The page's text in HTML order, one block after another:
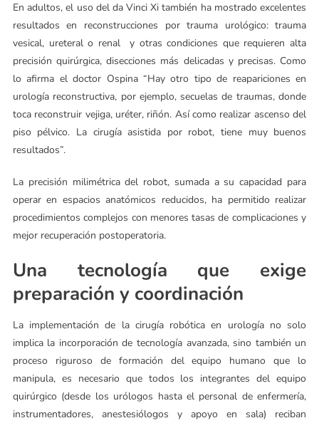
En adultos, el uso del da Vinci Xi también ha mostrado excelentes
resultados en reconstrucciones por trauma urológico: trauma
vesical, ureteral o renal y otras condiciones que requieren alta
precisión quirúrgica, disecciones más delicadas y precisas. Como
lo afirma el doctor Ospina “Hay otro tipo de reapariciones en
urología reconstructiva, por ejemplo, secuelas de traumas, donde
toca reconstruir vejiga, uréter, riñón. Así como realizar ascenso del
piso pélvico. La cirugía asistida por robot, tiene muy buenos
resultados”.
La precisión milimétrica del robot, sumada a su capacidad para
operar en espacios anatómicos reducidos, ha permitido realizar
procedimientos complejos con menores tasas de complicaciones y
mejor recuperación postoperatoria.
Una tecnología que exige
preparación y coordinación
La implementación de la cirugía robótica en urología no solo
implica la incorporación de tecnología avanzada, sino también un
proceso riguroso de formación del equipo humano que lo
manipula, es necesario que todos los integrantes del equipo
quirúrgico (desde los urólogos hasta el personal de enfermería,
instrumentadores, anestesiólogos y apoyo en sala) reciban